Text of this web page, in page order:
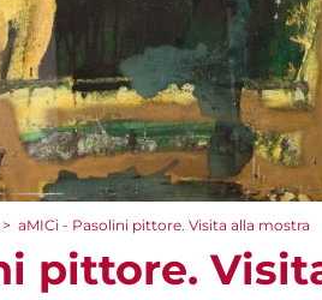
> aMICi - Pasolini pittore. Visita alla mostra
pittore.